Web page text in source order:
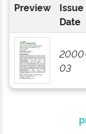
Preview
Issue
Date
03